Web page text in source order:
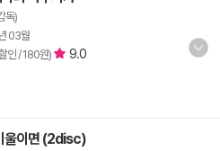
독)
03월
인 / 180원)
9.0
울이면 (2disc)